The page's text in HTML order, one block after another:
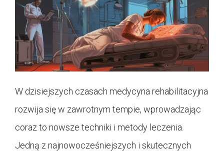
W dzisiejszych czasach medycyna rehabilitacyjna
rozwija się w zawrotnym tempie, wprowadzając
coraz to nowsze techniki i metody leczenia.
Jedną z najnowocześniejszych i skutecznych